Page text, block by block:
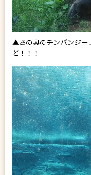
▲あの奥のチンパンジー
ど！！！